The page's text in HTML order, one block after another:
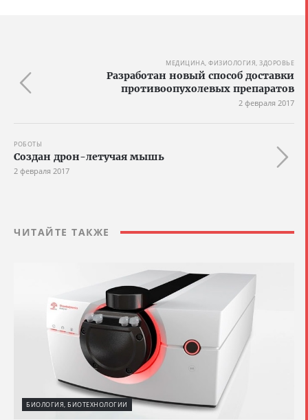
МЕДИЦИНА, ФИЗИОЛОГИЯ, ЗДОРОВЬЕ
Разработан новый способ доставки
противоопухолевых препаратов
2 февраля 2017
РОБОТЫ
Создан дрон-летучая мышь
2 февраля 2017
ЧИТАЙТЕ ТАКЖЕ
БИОЛОГИЯ, БИОТЕХНОЛОГИИ